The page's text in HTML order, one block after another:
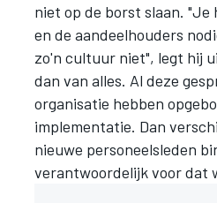
niet op de borst slaan.
en de aandeelhouders
zo'n cultuur niet", legt hij
dan van alles. Al deze
organisatie hebben
implementatie. Dan
nieuwe personeelsleden
verantwoordelijk voor dat